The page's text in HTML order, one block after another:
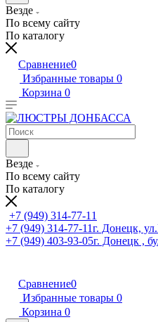
Везде
По всему сайту
По каталогу
Сравнение0
Избранные товары 0
Корзина 0
Везде
По всему сайту
По каталогу
+7 (949) 314-77-11
+7 (949) 314-77-11г. Донецк,
+7 (949) 403-93-05г. Донецк ,
Сравнение0
Избранные товары 0
Корзина 0